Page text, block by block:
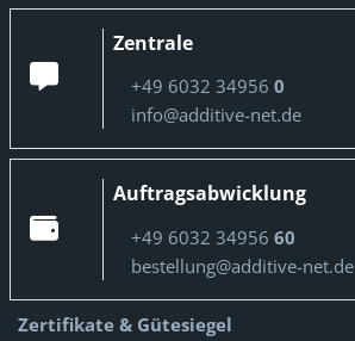
Zentrale
+49 6032 34956 0
info@additive-net.de
Auftragsabwicklung
+49 6032 34956 60
bestellung@additive-net.de
Zertifikate & Gütesiegel